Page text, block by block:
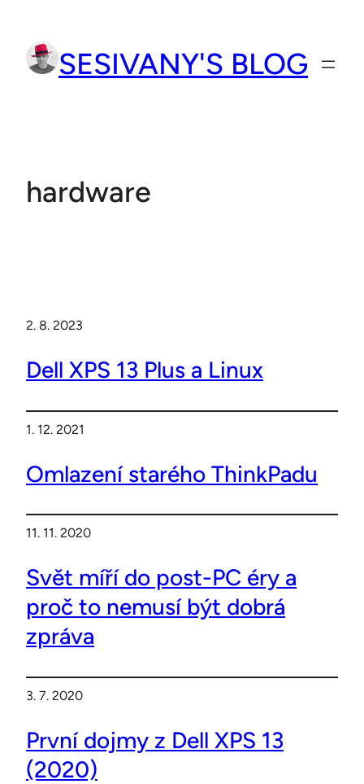
obsah
SESIVANY'S BLOG
hardware
2. 8. 2023
Dell XPS 13 Plus a Linux
1. 12. 2021
Omlazení starého ThinkPadu
11. 11. 2020
Svět míří do post-PC éry a
proč to nemusí být dobrá
zpráva
3. 7. 2020
První dojmy z Dell XPS 13
(2020)